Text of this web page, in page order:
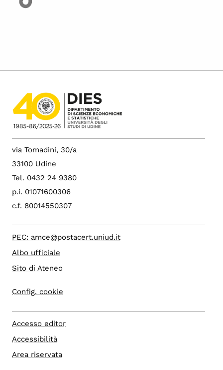
via Tomadini, 30/a
33100 Udine
Tel. 0432 24 9380
p.i. 01071600306
c.f. 80014550307
PEC: amce@postacert.uniud.it
Albo ufficiale
Sito di Ateneo
Config. cookie
Accesso editor
Accessibilità
Area riservata